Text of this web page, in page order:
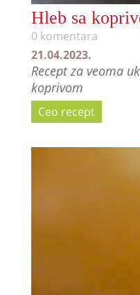
Hleb sa
0 komentara
21.04.2023.
Recept za veoma
koprivom
Ceo recept